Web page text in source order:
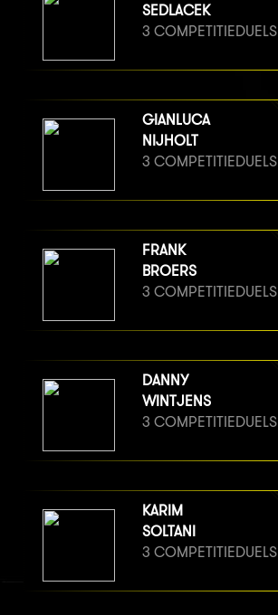
SEDLACEK
3 COMPETITIEDUELS
GIANLUCA
NIJHOLT
3 COMPETITIEDUELS
FRANK
BROERS
3 COMPETITIEDUELS
DANNY
WINTJENS
3 COMPETITIEDUELS
KARIM
SOLTANI
3 COMPETITIEDUELS